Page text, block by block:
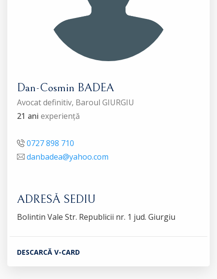
Dan-Cosmin BADEA
Avocat definitiv, Baroul GIURGIU
21 ani experiență
0727 898 710
danbadea@yahoo.com
ADRESĂ SEDIU
Bolintin Vale Str. Republicii nr. 1 jud. Giurgiu
DESCARCĂ V-CARD